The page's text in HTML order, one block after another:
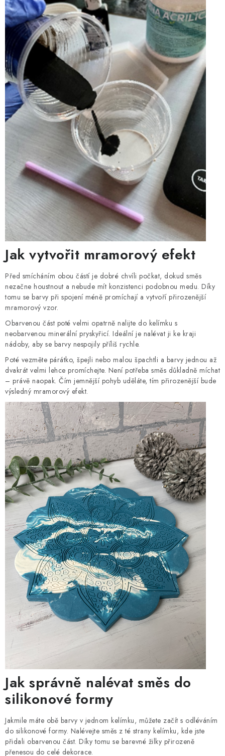
Jak vytvořit mramorový efekt
Před smícháním obou částí je dobré chvíli počkat, dokud směs
nezačne houstnout a nebude mít konzistenci podobnou medu. Díky
tomu se barvy při spojení méně promíchají a vytvoří přirozenější
mramorový vzor.
Obarvenou část poté velmi opatrně nalijte do kelímku s
neobarvenou minerální pryskyřicí. Ideální je nalévat ji ke kraji
nádoby, aby se barvy nespojily příliš rychle.
Poté vezměte párátko, špejli nebo malou špachtli a barvy jednou až
dvakrát velmi lehce promíchejte. Není potřeba směs důkladně míchat
– právě naopak. Čím jemnější pohyb uděláte, tím přirozenější bude
výsledný mramorový efekt.
Jak správně nalévat směs do
silikonové formy
Jakmile máte obě barvy v jednom kelímku, můžete začít s odléváním
do silikonové formy. Nalévejte směs z té strany kelímku, kde jste
přidali obarvenou část. Díky tomu se barevné žilky přirozeně
přenesou do celé dekorace.